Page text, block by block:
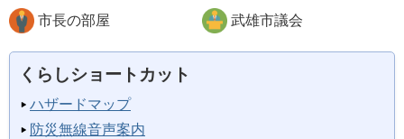
市長の部屋 武雄市議会
くらしショートカット
ハザードマップ
防災無線音声案内